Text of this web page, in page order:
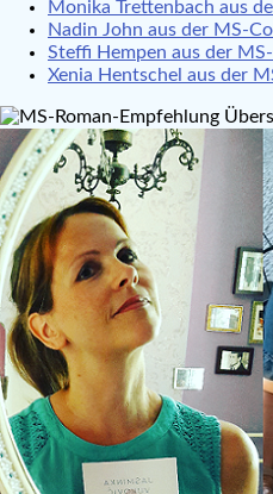
Monika Trettenbach aus
Nadin John aus der MS-
Steffi Hempen aus der
Xenia Hentschel aus der